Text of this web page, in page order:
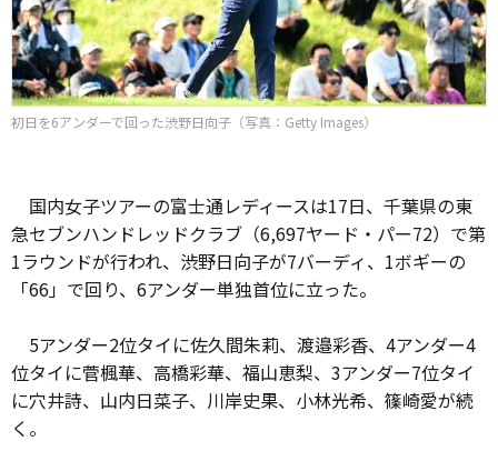
初日を6アンダーで回った渋野日向子（写真：Getty Images）
国内女子ツアーの富士通レディースは17日、千葉県の東
急セブンハンドレッドクラブ（6,697ヤード・パー72）で第
1ラウンドが行われ、渋野日向子が7バーディ、1ボギーの
「66」で回り、6アンダー単独首位に立った。
5アンダー2位タイに佐久間朱莉、渡邉彩香、4アンダー4
位タイに菅楓華、高橋彩華、福山恵梨、3アンダー7位タイ
に穴井詩、山内日菜子、川岸史果、小林光希、篠崎愛が続
く。